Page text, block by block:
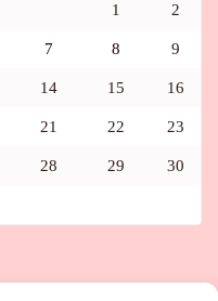
1 2
7 8 9
14 15 16
21 22 23
28 29 30